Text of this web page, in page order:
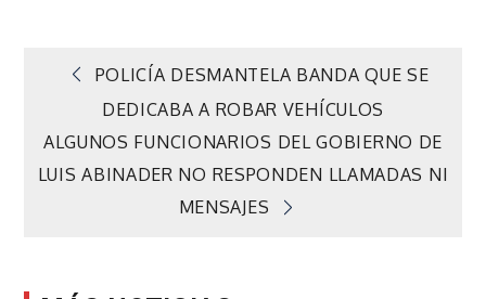
Navegación
de
entradas
POLICÍA DESMANTELA BANDA QUE SE
DEDICABA A ROBAR VEHÍCULOS
ALGUNOS FUNCIONARIOS DEL GOBIERNO DE
LUIS ABINADER NO RESPONDEN LLAMADAS NI
MENSAJES